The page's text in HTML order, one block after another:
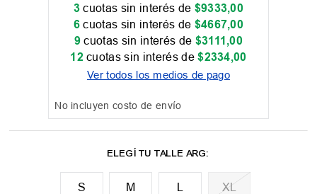
3 cuotas sin interés de $9333,00
6 cuotas sin interés de $4667,00
9 cuotas sin interés de $3111,00
12 cuotas sin interés de$2334,00
Ver todos los medios de pago
No incluyen costo de envío
M L XL